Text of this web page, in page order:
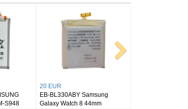
25 EUR
EB-BX516ABY SAMSUNG
Galaxy Tab S9FE X510 X516